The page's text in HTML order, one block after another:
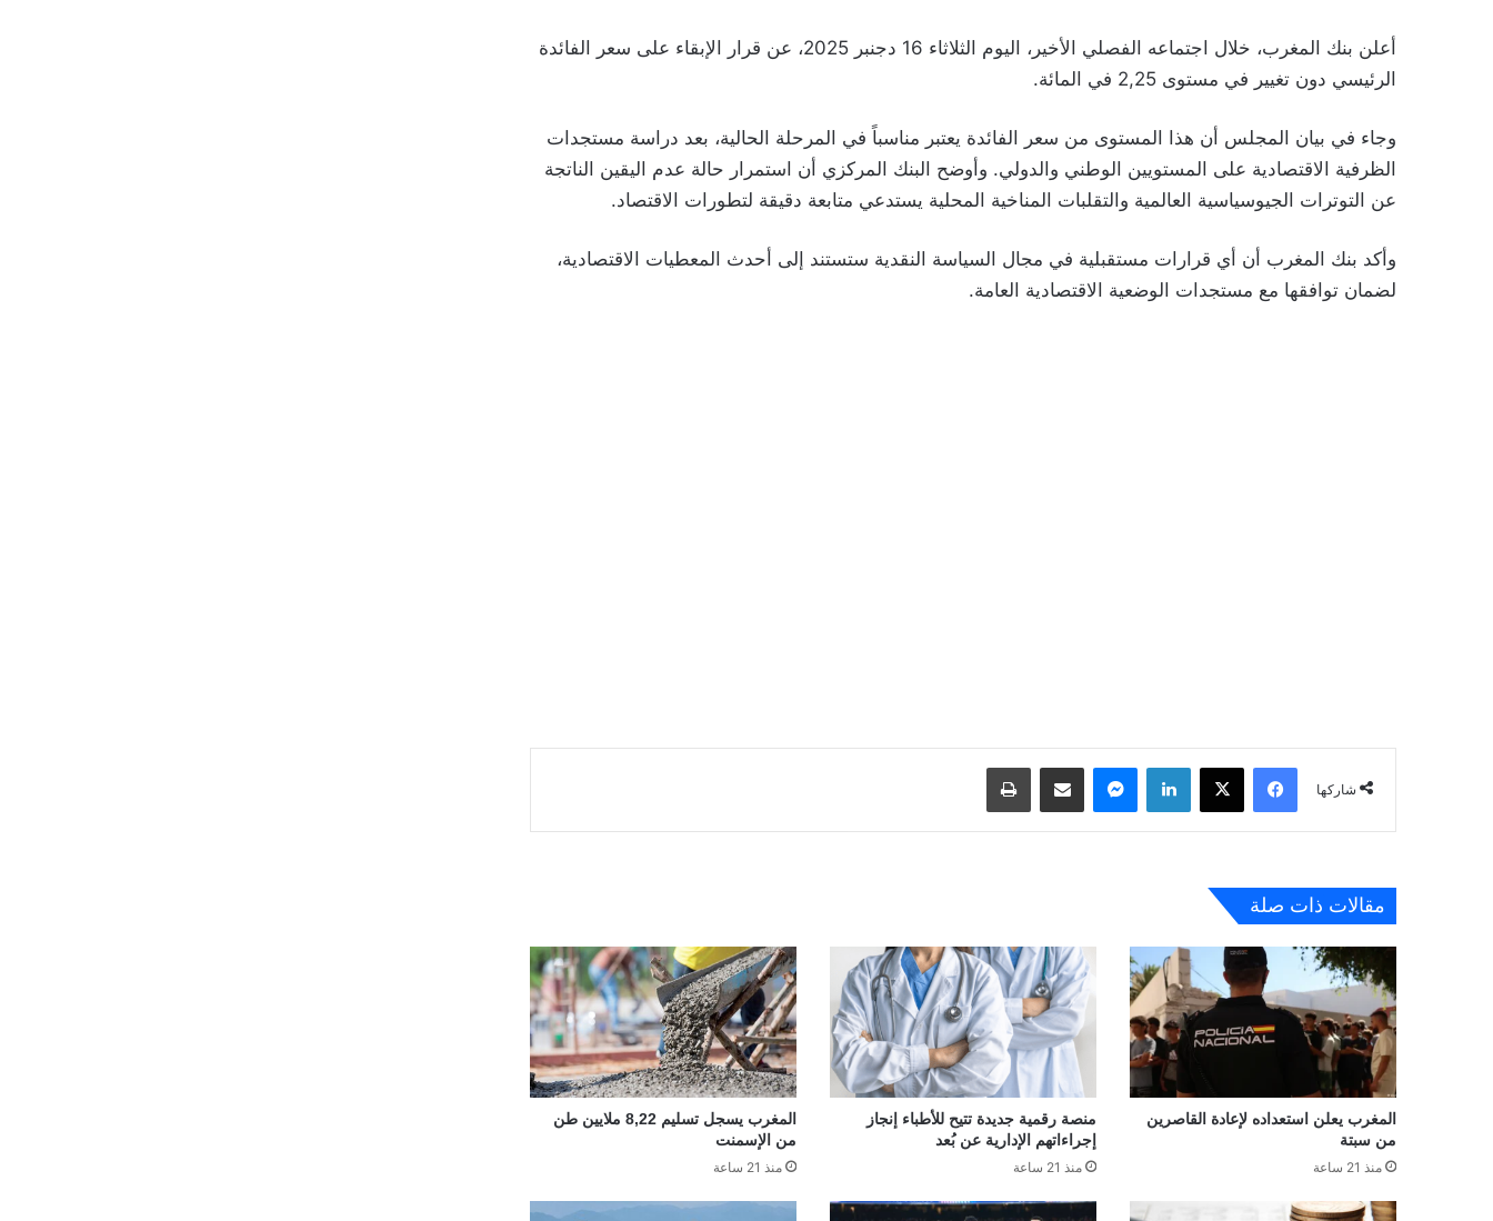
أعلن بنك المغرب، خلال اجتماعه الفصلي الأخير، اليوم الثلاثاء 16 دجنبر 2025، عن قرار الإبقاء على سعر الفائدة
الرئيسي دون تغيير في مستوى 2,25 في المائة.
وجاء في بيان المجلس أن هذا المستوى من سعر الفائدة يعتبر مناسباً في المرحلة الحالية، بعد دراسة مستجدات
الظرفية الاقتصادية على المستويين الوطني والدولي. وأوضح البنك المركزي أن استمرار حالة عدم اليقين الناتجة
عن التوترات الجيوسياسية العالمية والتقلبات المناخية المحلية يستدعي متابعة دقيقة لتطورات الاقتصاد.
وأكد بنك المغرب أن أي قرارات مستقبلية في مجال السياسة النقدية ستستند إلى أحدث المعطيات الاقتصادية،
لضمان توافقها مع مستجدات الوضعية الاقتصادية العامة.
شاركها
فيسبوك لينكدإن
مقالات ذات صلة
المغرب يعلن استعداده لإعادة القاصرين
من سبتة
منذ 21 ساعة
منصة رقمية جديدة تتيح للأطباء إنجاز
إجراءاتهم الإدارية عن بُعد
منذ 21 ساعة
المغرب يسجل تسليم 8,22 ملايين طن
من الإسمنت
منذ 21 ساعة